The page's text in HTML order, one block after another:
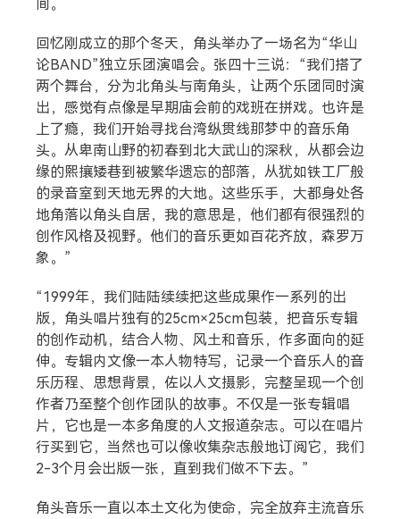
间。
回忆刚成立的那个冬天，角头举办了一场名为“华山
论BAND”独立乐团演唱会。张四十三说：“我们搭了
两个舞台，分为北角头与南角头，让两个乐团同时演
出，感觉有点像是早期庙会前的戏班在拼戏。也许是
上了瘾，我们开始寻找台湾纵贯线那梦中的音乐角
头。从卑南山野的初春到北大武山的深秋，从都会边
缘的熙攘矮巷到被繁华遗忘的部落，从犹如铁工厂般
的录音室到天地无界的大地。这些乐手，大都身处各
地角落以角头自居，我的意思是，他们都有很强烈的
创作风格及视野。他们的音乐更如百花齐放，森罗万
象。”
“1999年，我们陆陆续续把这些成果作一系列的出
版，角头唱片独有的25cm×25cm包装，把音乐专辑
的创作动机，结合人物、风土和音乐，作多面向的延
伸。专辑内文像一本人物特写，记录一个音乐人的音
乐历程、思想背景，佐以人文摄影，完整呈现一个创
作者乃至整个创作团队的故事。不仅是一张专辑唱
片，它也是一本多角度的人文报道杂志。可以在唱片
行买到它，当然也可以像收集杂志般地订阅它，我们
2-3个月会出版一张，直到我们做不下去。”
角头音乐一直以本土文化为使命，完全放弃主流音乐